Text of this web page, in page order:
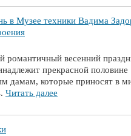
в Музее техники Вадима
романтичный весенний
прекрасной половине
дамам, которые приносят в
Читать далее